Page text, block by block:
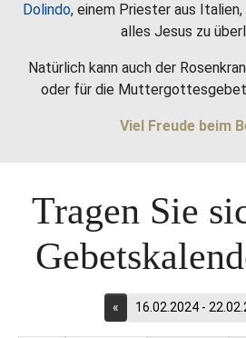
Dolindo, einem Priester aus
alles Jesus zu
Natürlich kann auch der
oder für die
Viel Freude beim
Tragen Sie
« 16.02.2024 -